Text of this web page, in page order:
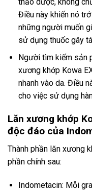
Điều này khiến nó
những người muốn
sử dụng thuốc gây
Người tìm kiếm sản
xương khớp Kowa
nhanh vào da. Điều
cho việc sử dụng
Lăn xương khớp
độc đáo của
Thành phần lăn xương
phần chính sau:
Indometacin: Mỗi